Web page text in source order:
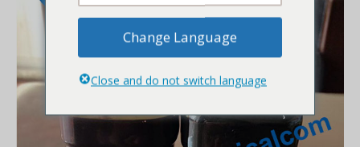
Change Language
Close and do not switch language